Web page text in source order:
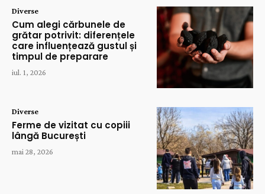
Diverse
Cum alegi cărbunele de
grătar potrivit: diferențele
care influențează gustul și
timpul de preparare
iul. 1, 2026
Diverse
Ferme de vizitat cu copiii
lângă București
mai 28, 2026